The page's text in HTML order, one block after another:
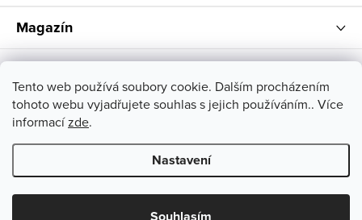
Tento web používá soubory cookie. Dalším procházením
tohoto webu vyjadřujete souhlas s jejich používáním.. Více
informacízde.
Nastavení
Magazín
Copyright 2026biobay.cz. Všechna práva vyhrazena.Upravit
nastavení cookies